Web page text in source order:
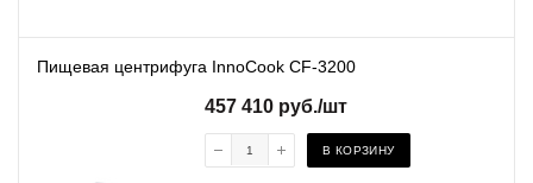
Пищевая центрифуга InnoCook CF-3200
457 410 руб./шт
В КОРЗИНУ